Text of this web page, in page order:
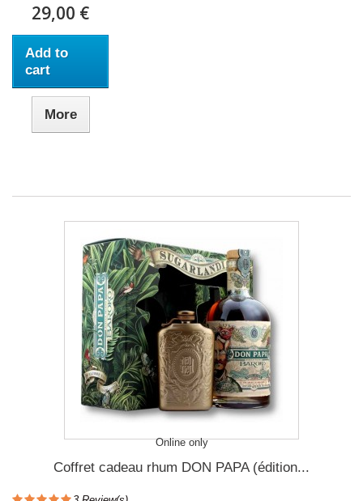
29,00 €
Add to
cart
More
Online only
Coffret cadeau rhum DON PAPA (édition...